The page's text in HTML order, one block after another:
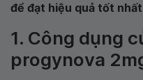
để đạt hiệu quả tốt
1. Công dụng
progynova